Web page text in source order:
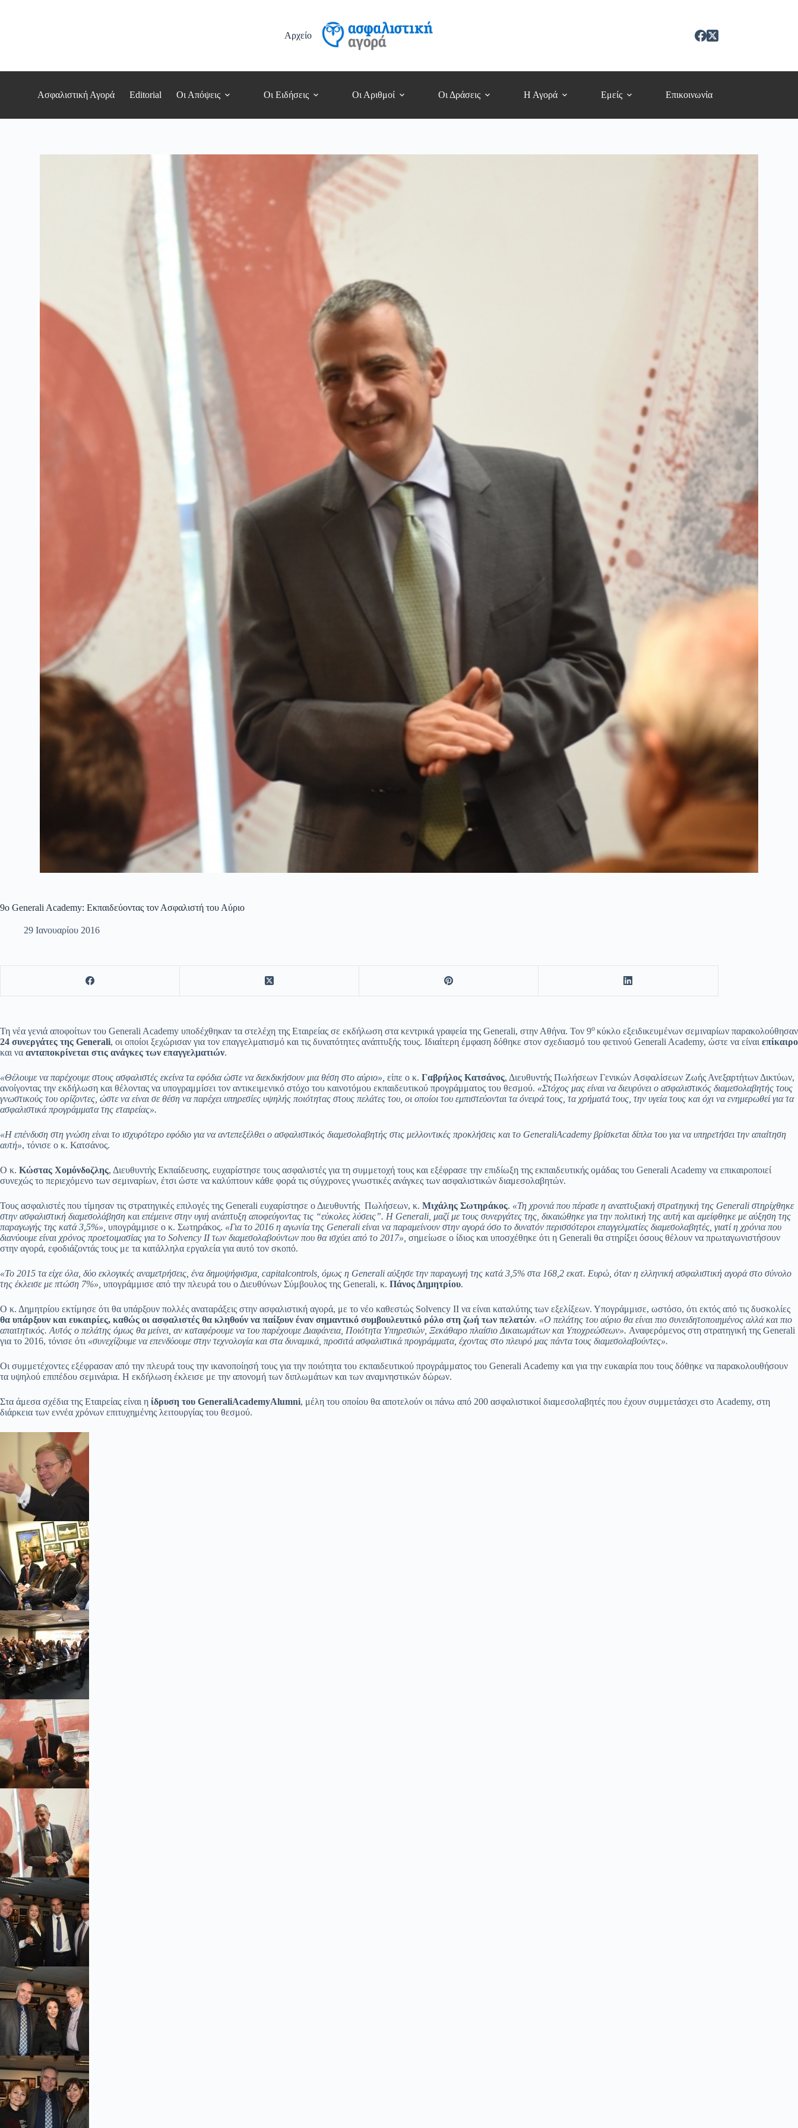
Αρχείο
Ασφαλιστική Αγορά Editorial Οι Απόψεις Οι Ειδήσεις Οι Αριθμοί Οι Δράσεις Η Αγορά Εμείς Επικοινωνία
9ο Generali Academy: Εκπαιδεύοντας τον Ασφαλιστή του Αύριο
29 Ιανουαρίου 2016
Τη νέα γενιά αποφοίτων του Generali Academy υποδέχθηκαν τα στελέχη της Εταιρείας σε εκδήλωση στα κεντρικά γραφεία της Generali, στην Αθήνα. Τον 9ο κύκλο εξειδικευμένων σεμιναρίων παρακολούθησαν
24 συνεργάτες της Generali, οι οποίοι ξεχώρισαν για τον επαγγελματισμό και τις δυνατότητες ανάπτυξής τους. Ιδιαίτερη έμφαση δόθηκε στον σχεδιασμό του φετινού Generali Academy, ώστε να είναι επίκαιρο
και να ανταποκρίνεται στις ανάγκες των επαγγελματιών.
«Θέλουμε να παρέχουμε στους ασφαλιστές εκείνα τα εφόδια ώστε να διεκδικήσουν μια θέση στο αύριο», είπε ο κ. Γαβρήλος Κατσάνος, Διευθυντής Πωλήσεων Γενικών Ασφαλίσεων Ζωής Ανεξαρτήτων Δικτύων,
ανοίγοντας την εκδήλωση και θέλοντας να υπογραμμίσει τον αντικειμενικό στόχο του καινοτόμου εκπαιδευτικού προγράμματος του θεσμού. «Στόχος μας είναι να διευρύνει ο ασφαλιστικός διαμεσολαβητής τους
γνωστικούς του ορίζοντες, ώστε να είναι σε θέση να παρέχει υπηρεσίες υψηλής ποιότητας στους πελάτες του, οι οποίοι του εμπιστεύονται τα όνειρά τους, τα χρήματά τους, την υγεία τους και όχι να ενημερωθεί για τα
ασφαλιστικά προγράμματα της εταιρείας».
«Η επένδυση στη γνώση είναι το ισχυρότερο εφόδιο για να αντεπεξέλθει ο ασφαλιστικός διαμεσολαβητής στις μελλοντικές προκλήσεις και το GeneraliAcademy βρίσκεται δίπλα του για να υπηρετήσει την απαίτηση
αυτή», τόνισε ο κ. Κατσάνος.
Ο κ. Κώστας Χομόνδοζλης, Διευθυντής Εκπαίδευσης, ευχαρίστησε τους ασφαλιστές για τη συμμετοχή τους και εξέφρασε την επιδίωξη της εκπαιδευτικής ομάδας του Generali Academy να επικαιροποιεί
συνεχώς το περιεχόμενο των σεμιναρίων, έτσι ώστε να καλύπτουν κάθε φορά τις σύγχρονες γνωστικές ανάγκες των ασφαλιστικών διαμεσολαβητών.
Τους ασφαλιστές που τίμησαν τις στρατηγικές επιλογές της Generali ευχαρίστησε ο Διευθυντής Πωλήσεων, κ. Μιχάλης Σωτηράκος. «Τη χρονιά που πέρασε η αναπτυξιακή στρατηγική της Generali στηρίχθηκε
στην ασφαλιστική διαμεσολάβηση και επέμεινε στην υγιή ανάπτυξη αποφεύγοντας τις “εύκολες λύσεις”. Η Generali , μαζί με τους συνεργάτες της, δικαιώθηκε για την πολιτική της αυτή και αμείφθηκε με αύξηση της
παραγωγής της κατά 3,5%», υπογράμμισε ο κ. Σωτηράκος. «Για το 2016 η αγωνία της Generali είναι να παραμείνουν στην αγορά όσο το δυνατόν περισσότεροι επαγγελματίες διαμεσολαβητές, γιατί η χρόνια που
διανύουμε είναι χρόνος προετοιμασίας για το Solvency ΙΙ των διαμεσολαβούντων που θα ισχύει από το 2017», σημείωσε ο ίδιος και υποσχέθηκε ότι η Generali θα στηρίξει όσους θέλουν να πρωταγωνιστήσουν
στην αγορά, εφοδιάζοντάς τους με τα κατάλληλα εργαλεία για αυτό τον σκοπό.
«Το 2015 τα είχε όλα, δύο εκλογικές αναμετρήσεις, ένα δημοψήφισμα, capitalcontrols , όμως η Generali αύξησε την παραγωγή της κατά 3,5% στα 168,2 εκατ. Ευρώ, όταν η ελληνική ασφαλιστική αγορά στο σύνολο
της έκλεισε με πτώση 7%», υπογράμμισε από την πλευρά του ο Διευθύνων Σύμβουλος της Generali, κ. Πάνος Δημητρίου.
Ο κ. Δημητρίου εκτίμησε ότι θα υπάρξουν πολλές αναταράξεις στην ασφαλιστική αγορά, με το νέο καθεστώς Solvency II να είναι καταλύτης των εξελίξεων. Υπογράμμισε, ωστόσο, ότι εκτός από τις δυσκολίες
θα υπάρξουν και ευκαιρίες, καθώς οι ασφαλιστές θα κληθούν να παίξουν έναν σημαντικό συμβουλευτικό ρόλο στη ζωή των πελατών. «Ο πελάτης του αύριο θα είναι πιο συνειδητοποιημένος αλλά και πιο
απαιτητικός. Αυτός ο πελάτης όμως θα μείνει, αν καταφέρουμε να του παρέχουμε Διαφάνεια, Ποιότητα Υπηρεσιών, Ξεκάθαρο πλαίσιο Δικαιωμάτων και Υποχρεώσεων». Αναφερόμενος στη στρατηγική της Generali
για το 2016, τόνισε ότι «συνεχίζουμε να επενδύουμε στην τεχνολογία και στα δυναμικά, προσιτά ασφαλιστικά προγράμματα, έχοντας στο πλευρό μας πάντα τους διαμεσολαβούντες».
Οι συμμετέχοντες εξέφρασαν από την πλευρά τους την ικανοποίησή τους για την ποιότητα του εκπαιδευτικού προγράμματος του Generali Academy και για την ευκαιρία που τους δόθηκε να παρακολουθήσουν
τα υψηλού επιπέδου σεμινάρια. Η εκδήλωση έκλεισε με την απονομή των διπλωμάτων και των αναμνηστικών δώρων.
Στα άμεσα σχέδια της Εταιρείας είναι η ίδρυση του GeneraliAcademyAlumni, μέλη του οποίου θα αποτελούν οι πάνω από 200 ασφαλιστικοί διαμεσολαβητές που έχουν συμμετάσχει στο Academy, στη
διάρκεια των εννέα χρόνων επιτυχημένης λειτουργίας του θεσμού.